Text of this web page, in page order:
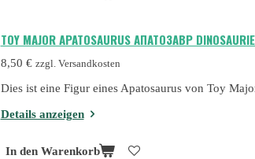
TOY MAJOR APATOSAURUS АПАТОЗАВР
8,50 € zzgl. Versandkosten
Dies ist eine Figur eines Apatosaurus von Toy
Details anzeigen
In den Warenkorb